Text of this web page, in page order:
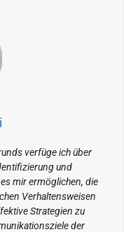
verfüge ich über
und
mir ermöglichen, die
Verhaltensweisen
Strategien zu
der